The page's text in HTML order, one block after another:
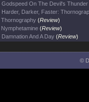
Godspeed On The Devil's Thunder
Harder, Darker, Faster:
Thornography (Review)
Nymphetamine (Review)
Damnation And A Day (Review)
©